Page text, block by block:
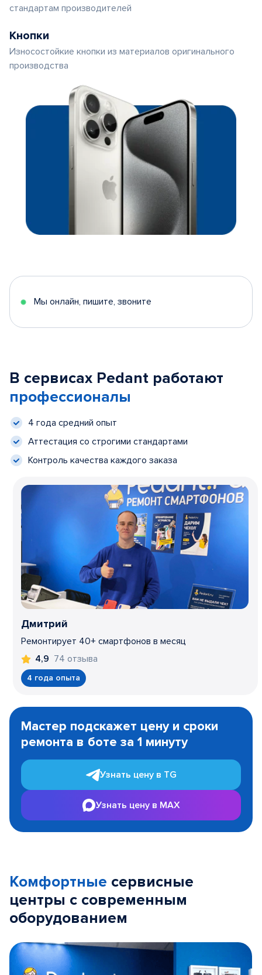
стандартам производителей
Кнопки
Износостойкие кнопки из материалов оригинального
производства
Мы онлайн, пишите, звоните
В сервисах Pedant работают
профессионалы
4 года средний опыт
Аттестация со строгими стандартами
Контроль качества каждого заказа
Дмитрий
Ремонтирует 40+ смартфонов в месяц
4,9 74 отзыва
4 года опыта
1
Мастер подскажет цену и сроки
ремонта в боте за 1 минуту
Узнать цену в TG
Узнать цену в MAX
Комфортные сервисные
центры с современным
оборудованием